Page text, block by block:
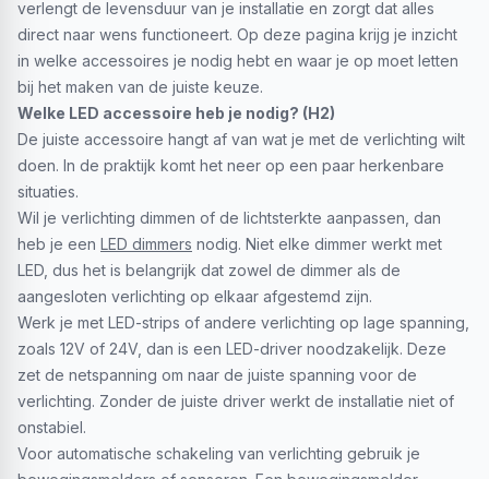
verlengt de levensduur van je installatie en zorgt dat alles
direct naar wens functioneert. Op deze pagina krijg je inzicht
in welke accessoires je nodig hebt en waar je op moet letten
bij het maken van de juiste keuze.
Welke LED accessoire heb je nodig? (H2)
De juiste accessoire hangt af van wat je met de verlichting wilt
doen. In de praktijk komt het neer op een paar herkenbare
situaties.
Wil je verlichting dimmen of de lichtsterkte aanpassen, dan
heb je een LED dimmers nodig. Niet elke dimmer werkt met
LED, dus het is belangrijk dat zowel de dimmer als de
aangesloten verlichting op elkaar afgestemd zijn.
Werk je met LED-strips of andere verlichting op lage spanning,
zoals 12V of 24V, dan is een LED-driver noodzakelijk. Deze
zet de netspanning om naar de juiste spanning voor de
verlichting. Zonder de juiste driver werkt de installatie niet of
onstabiel.
Voor automatische schakeling van verlichting gebruik je